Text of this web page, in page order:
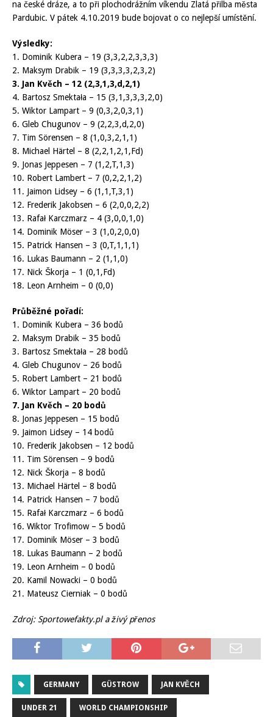
na české dráze, a to při plochodrážním víkendu Zlatá přilba města
Pardubic. V pátek 4.10.2019 bude bojovat o co nejlepší umístění.
Výsledky:
1. Dominik Kubera – 19 (3,3,2,2,3,3,3)
2. Maksym Drabik – 19 (3,3,3,3,2,3,2)
3. Jan Kvěch – 12 (2,3,1,3,d,2,1)
4. Bartosz Smektała – 15 (3,1,3,3,3,2,0)
5. Wiktor Lampart – 9 (0,3,2,0,3,1)
6. Gleb Chugunov – 9 (2,2,3,d,2,0)
7. Tim Sörensen – 8 (1,0,3,2,1,1)
8. Michael Härtel – 8 (2,2,1,2,1,Fd)
9. Jonas Jeppesen – 7 (1,2,T,1,3)
10. Robert Lambert – 7 (0,2,2,1,2)
11. Jaimon Lidsey – 6 (1,1,T,3,1)
12. Frederik Jakobsen – 6 (2,0,0,2,2)
13. Rafał Karczmarz – 4 (3,0,0,1,0)
14. Dominik Möser – 3 (1,0,2,0,0)
15. Patrick Hansen – 3 (0,T,1,1,1)
16. Lukas Baumann – 2 (1,1,0)
17. Nick Škorja – 1 (0,1,Fd)
18. Leon Arnheim – 0 (0,0)
Průběžné pořadí:
1. Dominik Kubera – 36 bodů
2. Maksym Drabik – 35 bodů
3. Bartosz Smektała – 28 bodů
4. Gleb Chugunov – 26 bodů
5. Robert Lambert – 21 bodů
6. Wiktor Lampart – 20 bodů
7. Jan Kvěch – 20 bodů
8. Jonas Jeppesen – 15 bodů
9. Jaimon Lidsey – 14 bodů
10. Frederik Jakobsen – 12 bodů
11. Tim Sörensen – 9 bodů
12. Nick Škorja – 8 bodů
13. Michael Härtel – 8 bodů
14. Patrick Hansen – 7 bodů
15. Rafał Karczmarz – 6 bodů
16. Wiktor Trofimow – 5 bodů
17. Dominik Möser – 3 bodů
18. Lukas Baumann – 2 bodů
19. Leon Arnheim – 0 bodů
20. Kamil Nowacki – 0 bodů
21. Mateusz Cierniak – 0 bodů
Zdroj: Sportowefakty.pl a živý přenos
GERMANY GÜSTROW JAN KVĚCH
UNDER 21 WORLD CHAMPIONSHIP